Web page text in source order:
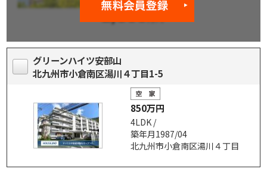
グリーンハイツ安部山
北九州市小倉南区湯川４丁目1-5
850万円
4LDK /
築年月1987/04
北九州市小倉南区湯川４丁目